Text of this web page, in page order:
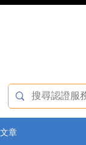
文章